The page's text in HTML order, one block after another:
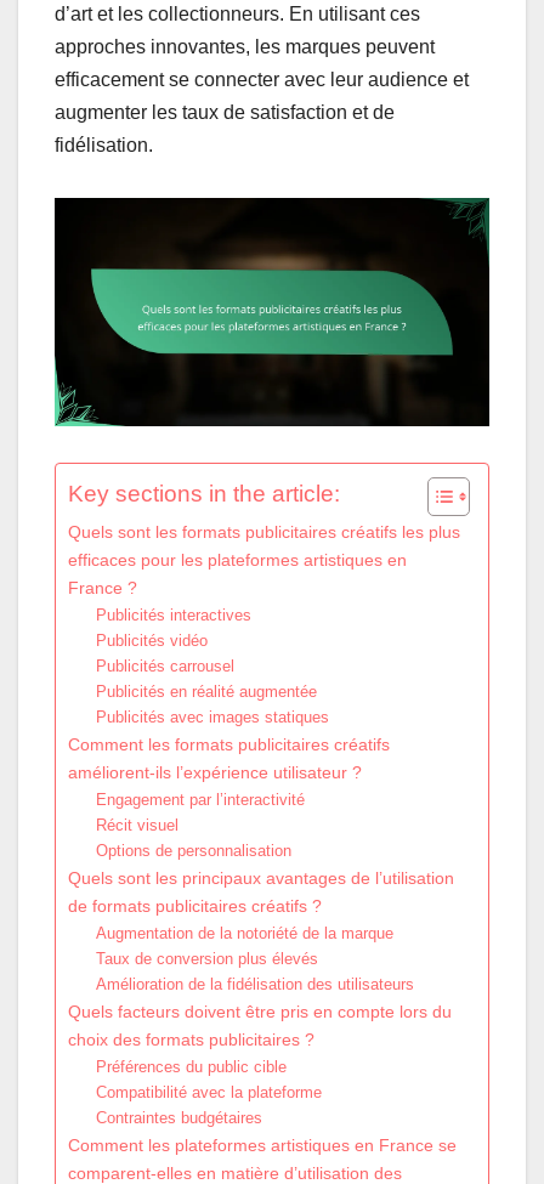
d’art et les collectionneurs. En utilisant ces
approches innovantes, les marques peuvent
efficacement se connecter avec leur audience et
augmenter les taux de satisfaction et de
fidélisation.
Key sections in the article:
Quels sont les formats publicitaires créatifs les plus
efficaces pour les plateformes artistiques en
France ?
Publicités interactives
Publicités vidéo
Publicités carrousel
Publicités en réalité augmentée
Publicités avec images statiques
Comment les formats publicitaires créatifs
améliorent-ils l’expérience utilisateur ?
Engagement par l’interactivité
Récit visuel
Options de personnalisation
Quels sont les principaux avantages de l’utilisation
de formats publicitaires créatifs ?
Augmentation de la notoriété de la marque
Taux de conversion plus élevés
Amélioration de la fidélisation des utilisateurs
Quels facteurs doivent être pris en compte lors du
choix des formats publicitaires ?
Préférences du public cible
Compatibilité avec la plateforme
Contraintes budgétaires
Comment les plateformes artistiques en France se
comparent-elles en matière d’utilisation des